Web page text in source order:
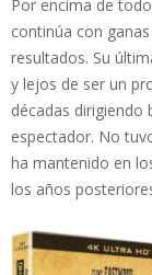
Por encima de
continúa con
resultados. Su
y lejos de ser un
décadas
espectador. No
ha mantenido en
los años